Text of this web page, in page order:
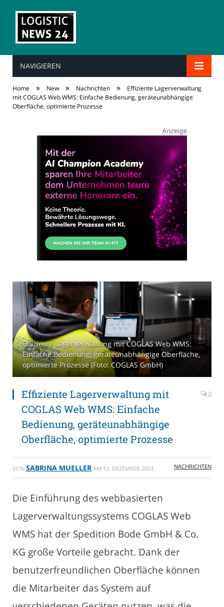
NAVIGIEREN
Home » New » Nachrichten »
Effiziente Lagerverwaltung
mit COGLAS Web WMS: Einfache Bedienung, geräteunabhängige
Oberfläche, optimierte Prozesse
Effiziente Lagerverwaltung mit COGLAS Web WMS:
Einfache Bedienung, geräteunabhängige Oberfläche,
optimierte Prozesse (Foto: COGLAS GmbH)
Effiziente Lagerverwaltung mit
COGLAS Web WMS: Einfache
Bedienung, geräteunabhängige
Oberfläche, optimierte Prozesse
0
VON SABRINA MUELLER AM 13. DEZEMBER 2023 NACHRICHTEN
Die Einführung des webbasierten
Lagerverwaltungssystems COGLAS Web
WMS hat der Spedition Bode GmbH & Co.
KG große Vorteile gebracht. Dank der
benutzerfreundlichen Oberfläche können
die Mitarbeiter das System auf